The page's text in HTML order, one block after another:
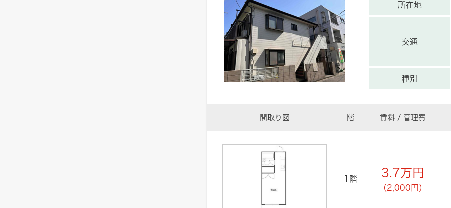
所在地
交通
種別
間取り図 階 賃料 / 管理費
1階 3.7万円
（2,000円）